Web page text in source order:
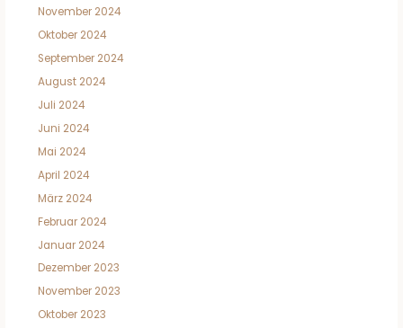
November 2024
Oktober 2024
September 2024
August 2024
Juli 2024
Juni 2024
Mai 2024
April 2024
März 2024
Februar 2024
Januar 2024
Dezember 2023
November 2023
Oktober 2023